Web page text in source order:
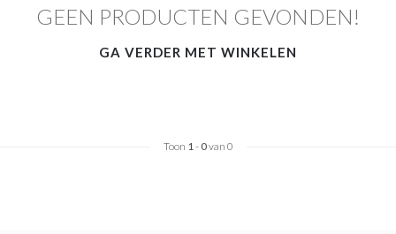
GEEN PRODUCTEN GEVONDEN!
GA VERDER MET WINKELEN
Toon 1- 0van 0